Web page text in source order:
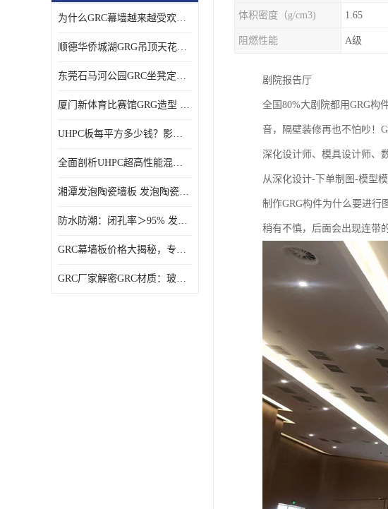
为什么GRC幕墙越来越受欢迎？一起来了解GRC幕墙
顺德华侨城湖GRG吊顶天花GRG材料定制厂家饰纪上品
东莞石马河公园GRC坐凳定制选择广东饰纪上品GRC构件厂家
厦门新体育比赛馆GRG造型 GRG材料 广东GRG厂家
UHPC板每平方多少钱？影响价格的关键因素解析
全面剖析UHPC超高性能混凝土：优势显著，劣势何在？
湘潭发泡陶瓷墙板 发泡陶瓷装饰构件 轻质高强：密度低但抗压强度高
防水防潮：闭孔率＞95% 发泡陶瓷装饰构件 南阳发泡陶瓷厂家
GRC幕墙板价格大揭秘，专业厂家报价助您轻松掌控预算
GRC厂家解密GRC材质：玻璃纤维与水泥复合，创新建筑新选择
体积密度（g/cm3) 1.65
阻燃性能 A级
剧院‌报告厅
全国80%大剧院都用GRG构
音，隔壁装修再也不怕吵！
深化设计师、模具设计师、
从深化设计-下单制图-模型
制作GRG构件为什么要进行
稍有不慎，后面会出现连带